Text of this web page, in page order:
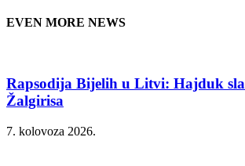
EVEN MORE NEWS
Rapsodija Bijelih u Litvi: Hajduk
Žalgirisa
7. kolovoza 2026.